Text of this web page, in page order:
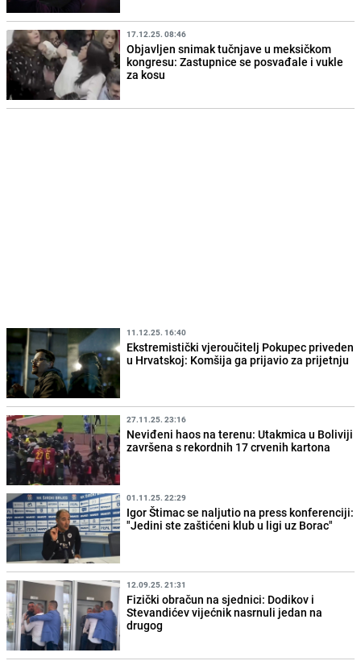
17.12.25. 08:46
Objavljen snimak tučnjave u meksičkom
kongresu: Zastupnice se posvađale i vukle
za kosu
11.12.25. 16:40
Ekstremistički vjeroučitelj Pokupec priveden
u Hrvatskoj: Komšija ga prijavio za prijetnju
27.11.25. 23:16
Neviđeni haos na terenu: Utakmica u Boliviji
završena s rekordnih 17 crvenih kartona
01.11.25. 22:29
Igor Štimac se naljutio na press konferenciji:
"Jedini ste zaštićeni klub u ligi uz Borac"
12.09.25. 21:31
Fizički obračun na sjednici: Dodikov i
Stevandićev vijećnik nasrnuli jedan na
drugog